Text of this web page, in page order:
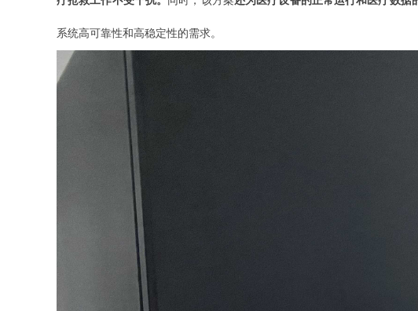
系统高可靠性和高稳定性的需求。